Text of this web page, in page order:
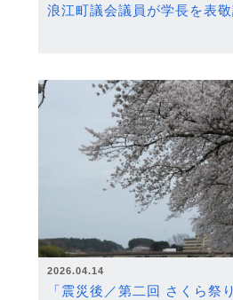
浪江町議会議員が学長を表
2026.04.14
「震災後／第二回 さくら祭